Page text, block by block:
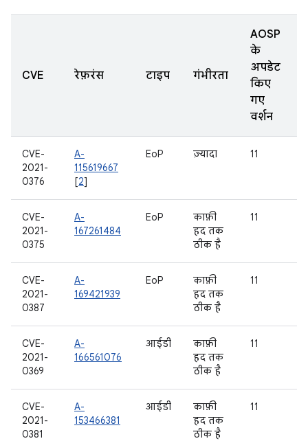
CVE रेफ़रंस टाइप गंभीरता
AOSP
के
अपडेट
किए
गए
वर्शन
CVE-
2021-
0376
A-
115619667
[2]
EoP ज़्यादा 11
CVE-
2021-
0375
A-
167261484
EoP
काफ़ी
हद तक
ठीक है
11
CVE-
2021-
0387
A-
169421939
EoP
काफ़ी
हद तक
ठीक है
11
CVE-
2021-
0369
A-
166561076
आईडी
काफ़ी
हद तक
ठीक है
11
CVE-
2021-
0381
A-
153466381
आईडी
काफ़ी
हद तक
ठीक है
11